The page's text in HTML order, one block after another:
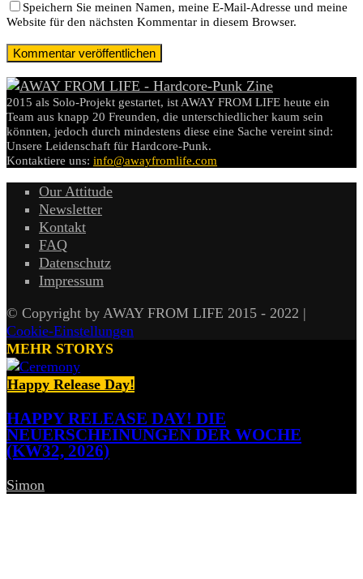
Speichern Sie meinen Namen, meine E-Mail-Adresse und meine
Website für den nächsten Kommentar in diesem Browser.
2015 als Solo-Projekt gestartet, ist AWAY FROM LIFE heute ein
Team aus knapp 20 Freunden, die unterschiedlicher kaum sein
könnten, jedoch durch mindestens diese eine Sache vereint sind:
Unsere Leidenschaft für Hardcore-Punk.
Kontaktiere uns: info@awayfromlife.com
Our Attitude
Newsletter
Kontakt
FAQ
Datenschutz
Impressum
© Copyright by AWAY FROM LIFE 2015 - 2022 |
Cookie-Einstellungen
MEHR STORYS
Happy Release Day!
HAPPY RELEASE DAY! DIE
NEUERSCHEINUNGEN DER WOCHE
(KW32, 2026)
Simon